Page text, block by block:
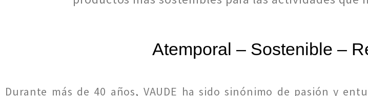
Atemporal – Sostenible –
Durante más de 40 años, VAUDE ha sido sinónimo de pasión y